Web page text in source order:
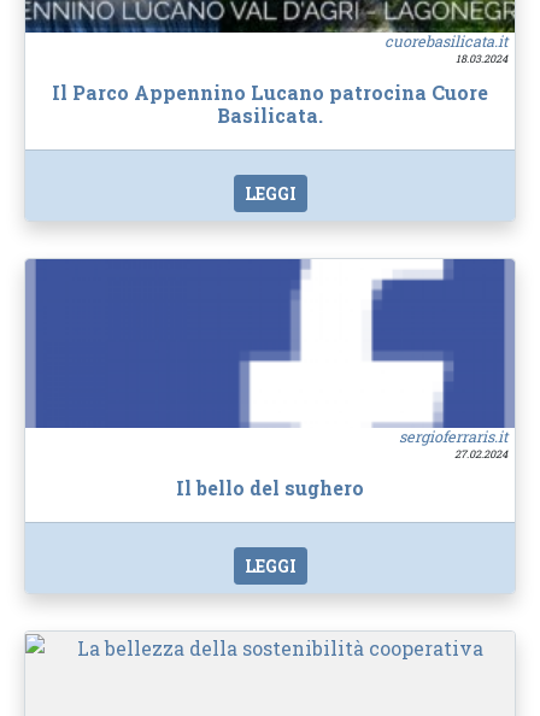
cuorebasilicata.it
18.03.2024
Il Parco Appennino Lucano patrocina Cuore
Basilicata.
LEGGI
sergioferraris.it
27.02.2024
Il bello del sughero
LEGGI